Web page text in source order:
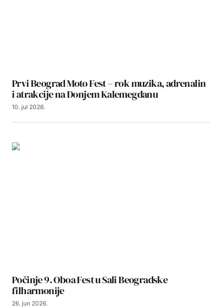
Prvi Beograd Moto Fest – rok muzika, adrenalin
i atrakcije na Donjem Kalemegdanu
10. jul 2026.
Počinje 9. Oboa Fest u Sali Beogradske
filharmonije
26. jun 2026.